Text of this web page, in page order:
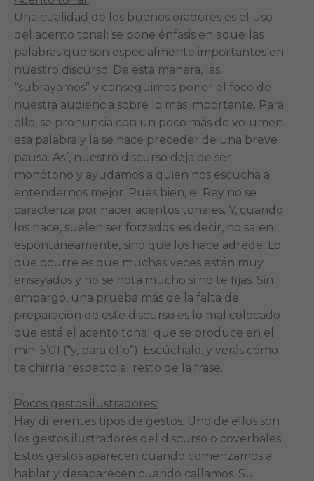
Una cualidad de los buenos oradores es el uso
del acento tonal: se pone énfasis en aquellas
palabras que son especialmente importantes en
nuestro discurso. De esta manera, las
“subrayamos” y conseguimos poner el foco de
nuestra audiencia sobre lo más importante. Para
ello, se pronuncia con un poco más de volumen
esa palabra y la se hace preceder de una breve
pausa. Así, nuestro discurso deja de ser
monótono y ayudamos a quien nos escucha a
entendernos mejor. Pues bien, el Rey no se
caracteriza por hacer acentos tonales. Y, cuando
los hace, suelen ser forzados; es decir, no salen
espontáneamente, sino que los hace adrede. Lo
que ocurre es que muchas veces están muy
ensayados y no se nota mucho si no te fijas. Sin
embargo, una prueba más de la falta de
preparación de este discurso es lo mal colocado
que está el acento tonal que se produce en el
min. 5’01 (“y, para ello”). Escúchalo, y verás cómo
te chirría respecto al resto de la frase.
Pocos gestos ilustradores:
Hay diferentes tipos de gestos. Uno de ellos son
los gestos ilustradores del discurso o coverbales.
Estos gestos aparecen cuando comenzamos a
hablar y desaparecen cuando callamos. Su